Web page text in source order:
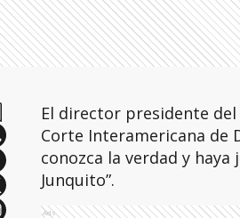
El director presidente
Corte Interamericana de
conozca la verdad y haya
Junquito”.
Ads